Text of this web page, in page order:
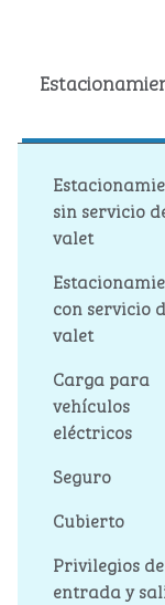
sin servicio
valet
con servicio
valet
Carga para
vehículos
eléctricos
Seguro
Cubierto
Privilegios de
entrada y